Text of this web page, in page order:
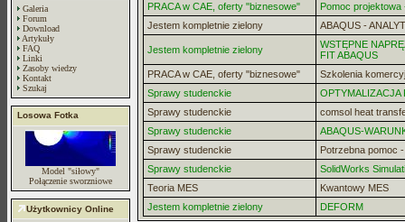
Galeria
Forum
Download
Artykuły
FAQ
Linki
Zasoby wiedzy
Kontakt
Szukaj
Losowa Fotka
Model "siłowy"
Połączenie sworzniowe
Użytkownicy Online
PRACA w CAE, oferty "biznesowe"
Pomoc projektowa
Jestem kompletnie zielony
ABAQUS -
Jestem kompletnie zielony
WSTĘPNE
FIT ABAQUS
PRACA w CAE, oferty "biznesowe"
Szkolenia
Sprawy studenckie
OPTYMALIZACJA
Sprawy studenckie
comsol heat
Sprawy studenckie
ABAQUS-
Sprawy studenckie
Potrzebna pomoc
Sprawy studenckie
SolidWorks
Teoria MES
Kwantowy MES
Jestem kompletnie zielony
DEFORM